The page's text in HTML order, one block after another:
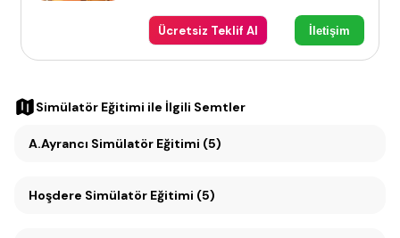
Ücretsiz Teklif Al İletişim
Simülatör Eğitimi ile İlgili Semtler
A.Ayrancı Simülatör Eğitimi (5)
Hoşdere Simülatör Eğitimi (5)